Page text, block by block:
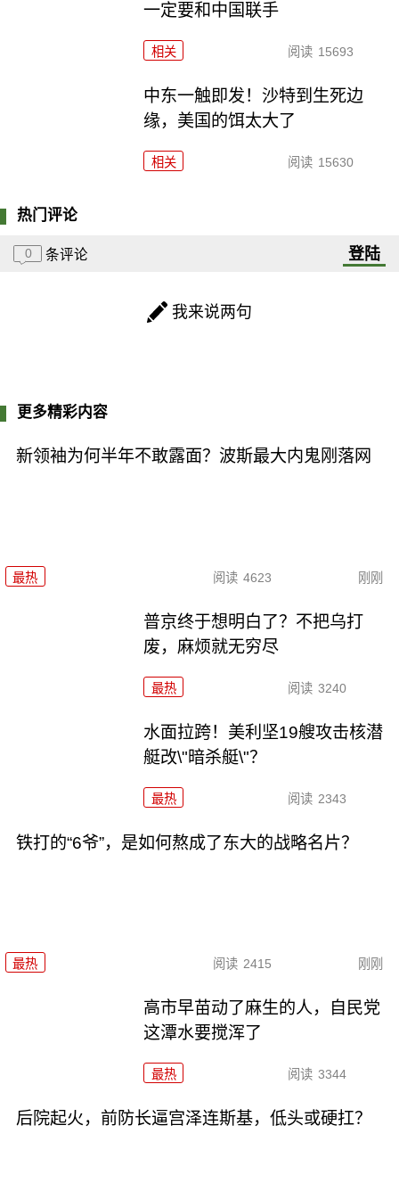
一定要和中国联手
相关 阅读 15693
中东一触即发！沙特到生死边
缘，美国的饵太大了
相关 阅读 15630
热门评论
0 条评论 登陆
我来说两句
更多精彩内容
新领袖为何半年不敢露面？波斯最大内鬼刚落网
最热 阅读 4623 刚刚
普京终于想明白了？不把乌打
废，麻烦就无穷尽
最热 阅读 3240
水面拉跨！美利坚19艘攻击核潜
艇改\"暗杀艇\"？
最热 阅读 2343
铁打的“6爷”，是如何熬成了东大的战略名片？
最热 阅读 2415 刚刚
高市早苗动了麻生的人，自民党
这潭水要搅浑了
最热 阅读 3344
后院起火，前防长逼宫泽连斯基，低头或硬扛？